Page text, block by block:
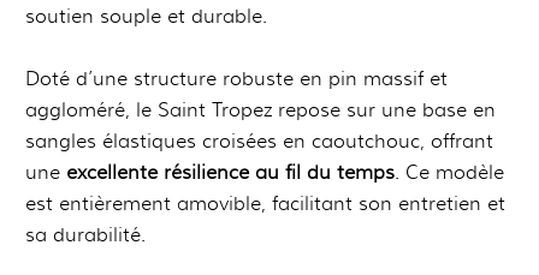
soutien souple et durable.
Doté d’une structure robuste en pin massif et
aggloméré, le Saint Tropez repose sur une base en
sangles élastiques croisées en caoutchouc, offrant
une excellente résilience au fil du temps. Ce modèle
est entièrement amovible, facilitant son entretien et
sa durabilité.